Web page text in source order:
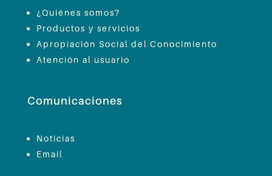
¿Quiénes somos?
Productos y servicios
Apropiación Social del Conocimiento
Atención al usuario
Comunicaciones
Noticias
Email